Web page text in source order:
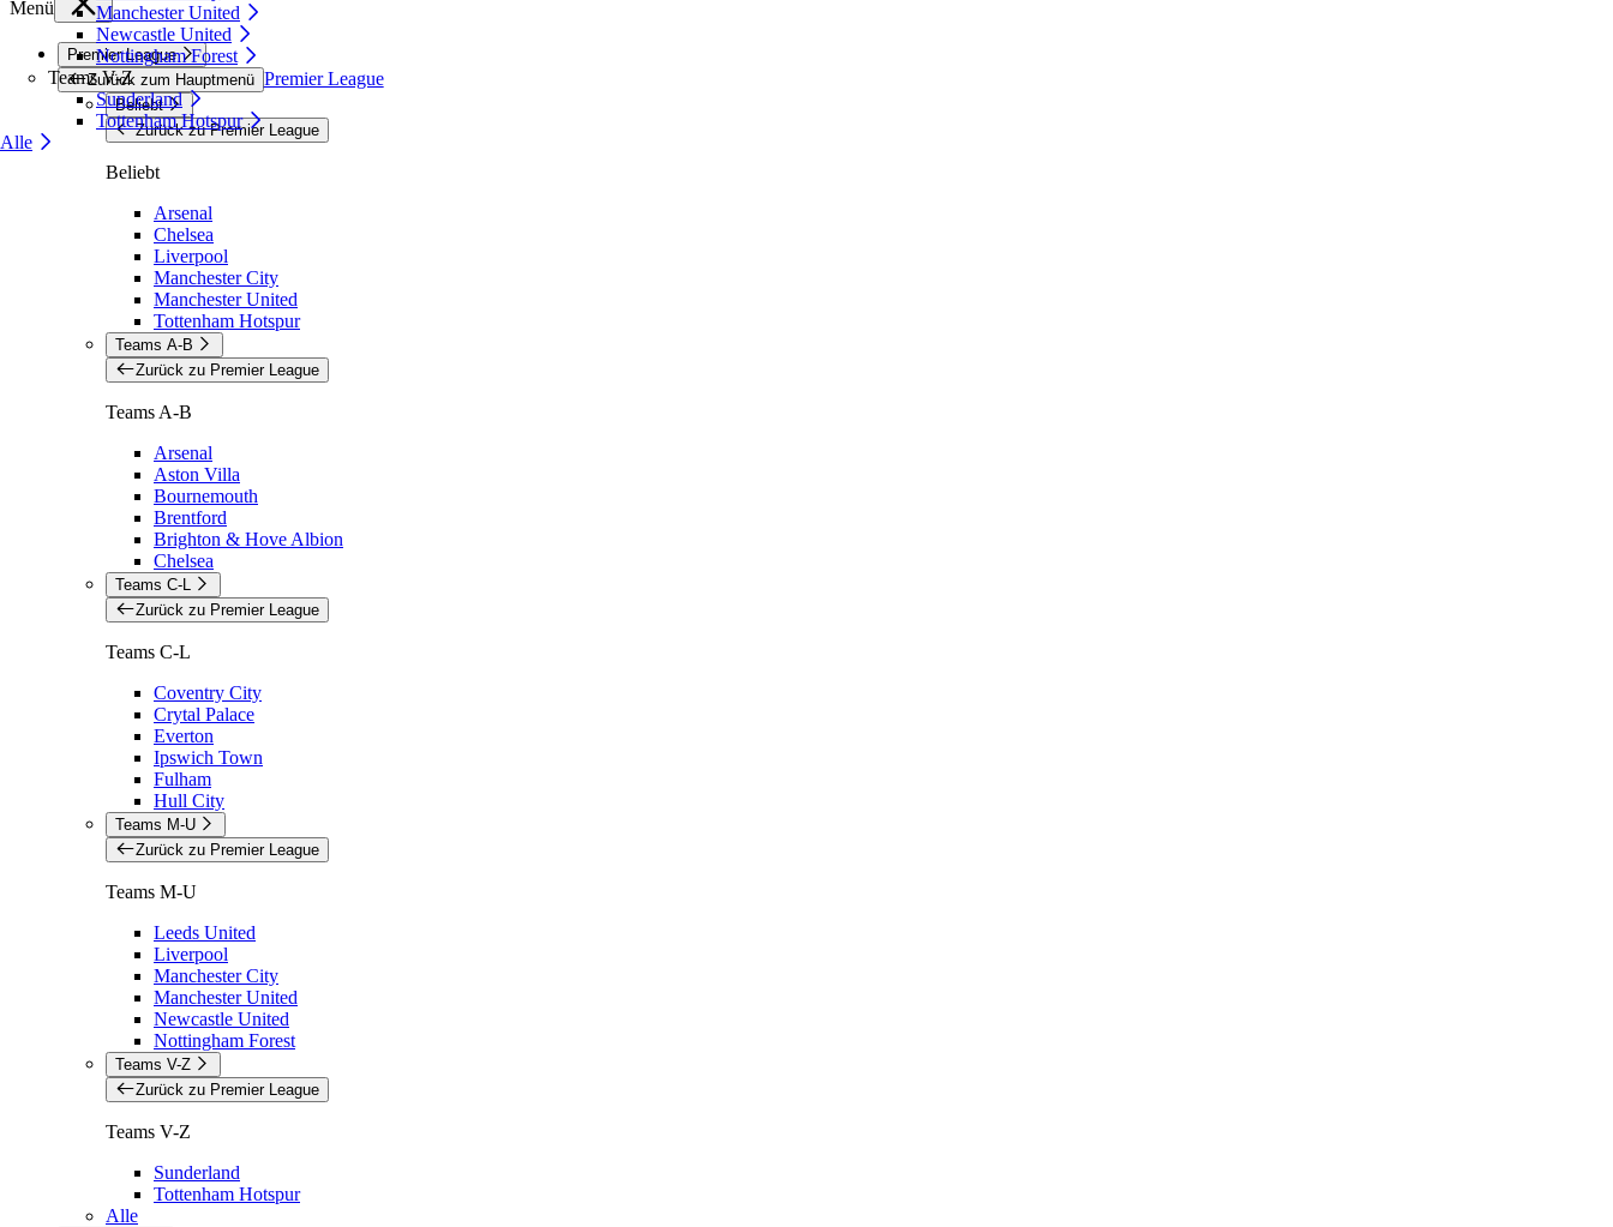
Manchester United
Newcastle United
Nottingham Forest
Teams V-Z
Sunderland
Tottenham Hotspur
Alle
Menü
Premier League
Zurück zum Hauptmenü Premier League
Beliebt
Zurück zu Premier League
Beliebt
Arsenal
Chelsea
Liverpool
Manchester City
Manchester United
Tottenham Hotspur
Teams A-B
Zurück zu Premier League
Teams A-B
Arsenal
Aston Villa
Bournemouth
Brentford
Brighton & Hove Albion
Chelsea
Teams C-L
Zurück zu Premier League
Teams C-L
Coventry City
Crytal Palace
Everton
Ipswich Town
Fulham
Hull City
Teams M-U
Zurück zu Premier League
Teams M-U
Leeds United
Liverpool
Manchester City
Manchester United
Newcastle United
Nottingham Forest
Teams V-Z
Zurück zu Premier League
Teams V-Z
Sunderland
Tottenham Hotspur
Alle